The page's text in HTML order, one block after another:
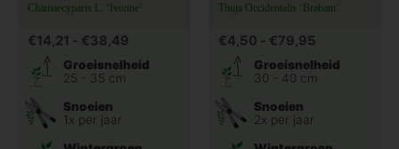
Chamaecyparis L. ‘Ivonne’
€14,21 - €38,49
Groeisnelheid
25 - 35 cm
Snoeien
1x per jaar
Thuja Occidentalis ‘Brabant’
€4,50 - €79,95
Groeisnelheid
30 - 40 cm
Snoeien
2x per jaar